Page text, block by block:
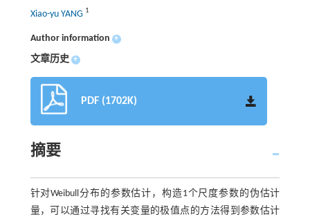
Xiao-yu YANG 1
Author information +
文章历史 +
PDF (1702K)
摘要
针对Weibull分布的参数估计，构造1个尺度参数的伪估计
量，可以通过寻找有关变量的极值点的方法得到参数估计